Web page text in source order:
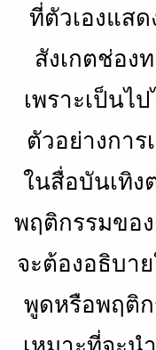
ที่ตัวเองแส
สังเกตช่อง
เพราะเป็นไ
ตัวอย่างการ
ในสื่อบันเทิง
พฤติกรรมขอ
จะต้องอธิบา
พูดหรือพฤติก